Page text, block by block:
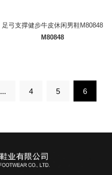
足弓支撑健步牛皮休闲男鞋M80848
M80848
... 4 5 6